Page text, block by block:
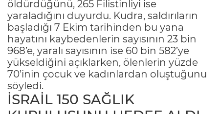
öldürdüğünü, 265 Filistinliyi ise
yaraladığını duyurdu. Kudra, saldırıların
başladığı 7 Ekim tarihinden bu yana
hayatını kaybedenlerin sayısının 23 bin
968’e, yaralı sayısının ise 60 bin 582’ye
yükseldiğini açıklarken, ölenlerin yüzde
70’inin çocuk ve kadınlardan oluştuğunu
söyledi.
İSRAİL 150 SAĞLIK